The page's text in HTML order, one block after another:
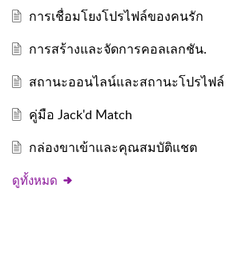
การเชื่อมโยงโปรไฟล์ของคนรัก
การสร้างและจัดการคอลเลกชัน.
สถานะออนไลน์และสถานะโปรไฟล์
คู่มือ Jack'd Match
กล่องขาเข้าและคุณสมบัติแชต
ดูทั้งหมด